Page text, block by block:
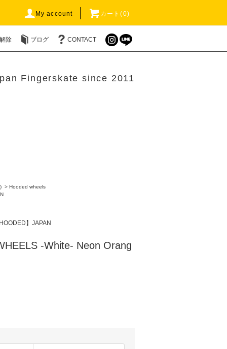
My account カート(0)
除 ブログ CONTACT
Fingerskate since 2011
> Hooded wheels
】JAPAN
-White- Neon Orang